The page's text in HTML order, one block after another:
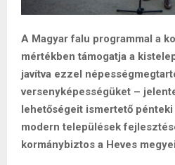
A Magyar falu programmal a
mértékben támogatja a
javítva ezzel
versenyképességüket –
lehetőségeit ismertető
modern települések
kormánybiztos a Heves